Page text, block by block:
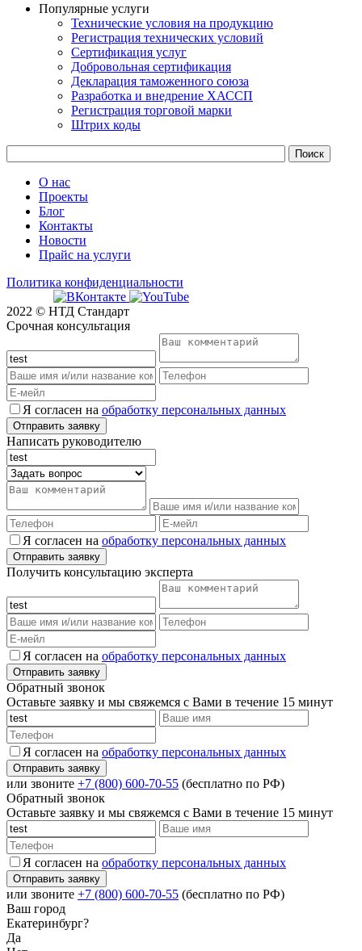
Популярные услуги
Технические условия на продукцию
Регистрация технических условий
Сертификация услуг
Добровольная сертификация
Декларация таможенного союза
Разработка и внедрение ХАССП
Регистрация торговой марки
Штрих коды
О нас
Проекты
Блог
Контакты
Новости
Прайс на услуги
Политика конфиденциальности
2022 © НТД Стандарт
Срочная консультация
Я согласен на обработку персональных данных
Написать руководителю
Я согласен на обработку персональных данных
Получить консультацию эксперта
Я согласен на обработку персональных данных
Обратный звонок
Оставьте заявку и мы свяжемся с Вами в течение 15 минут
Я согласен на обработку персональных данных
или звоните +7 (800) 600-70-55 (бесплатно по РФ)
Обратный звонок
Оставьте заявку и мы свяжемся с Вами в течение 15 минут
Я согласен на обработку персональных данных
или звоните +7 (800) 600-70-55 (бесплатно по РФ)
Ваш город
Екатеринбург?
Да